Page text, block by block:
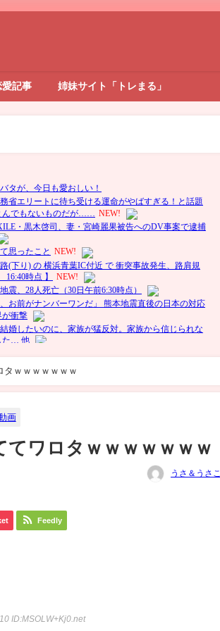
愛記事 姉妹サイト「トレまる」
タｗｗｗｗｗｗｗ
画
ワロタｗｗｗｗｗｗｗ
うさ＆うさこ
Feedly
ID:MSOLW+Kj0.net